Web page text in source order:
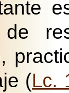
de
(Lc.